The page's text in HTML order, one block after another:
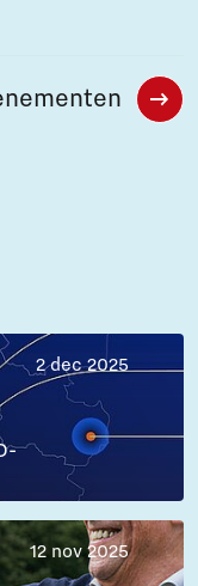
2 dec 2025
12 nov 2025